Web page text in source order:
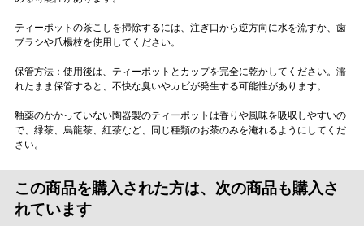
ティーポットの茶こしを掃除するには、注ぎ口から逆方向に水を流すか、歯
ブラシや爪楊枝を使用してください。
保管方法：使用後は、ティーポットとカップを完全に乾かしてください。濡
れたまま保管すると、不快な臭いやカビが発生する可能性があります。
釉薬のかかっていない陶器製のティーポットは香りや風味を吸収しやすいの
で、緑茶、烏龍茶、紅茶など、同じ種類のお茶のみを淹れるようにしてくだ
さい。
この商品を購入された方は、次の商品も購入さ
れています